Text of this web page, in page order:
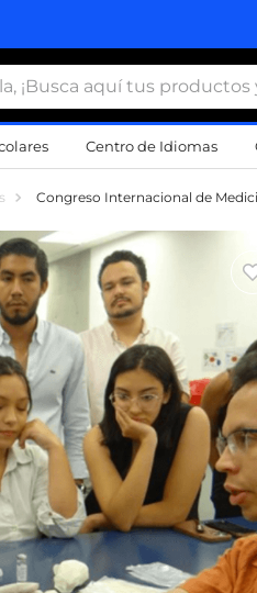
¡Busca aquí tus productos y
Centro de Idiomas
Congreso Internacional de
2.
3.
4.
sudadera
5.
chamarra
6.
credencial
7.
certificado
. transcript